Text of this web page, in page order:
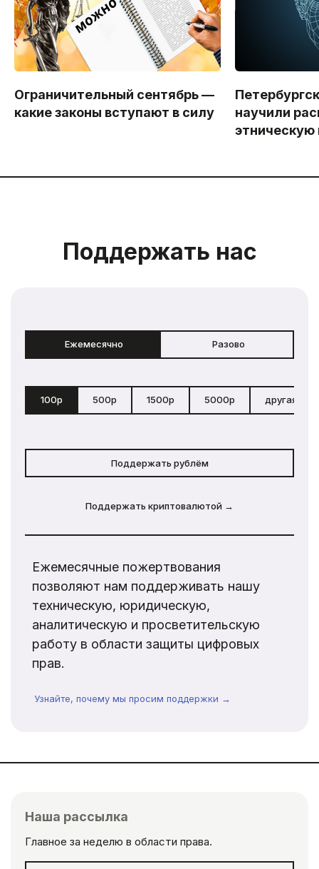
Ограничительный сентябрь —
какие законы вступают в силу
научили
Поддержать нас
Ежемесячно Разово
100р 500р 1500р 5000р другая
Поддержать рублём
Поддержать криптовалютой →
Ежемесячные пожертвования
позволяют нам поддерживать нашу
техническую, юридическую,
аналитическую и просветительскую
работу в области защиты цифровых
прав.
Узнайте, почему мы просим поддержки →
Наша рассылка
Главное за неделю в области права.